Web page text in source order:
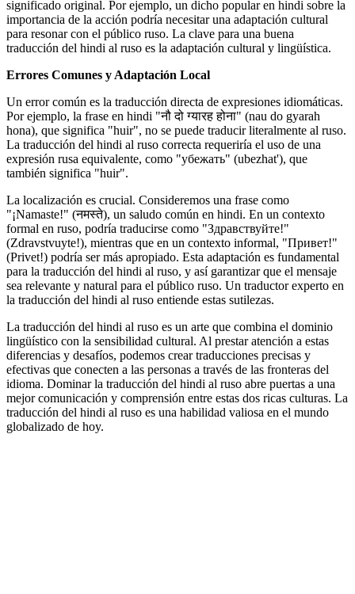
significado original. Por ejemplo, un dicho popular en hindi sobre la
importancia de la acción podría necesitar una adaptación cultural
para resonar con el público ruso. La clave para una buena
traducción del hindi al ruso es la adaptación cultural y lingüística.
Errores Comunes y Adaptación Local
Un error común es la traducción directa de expresiones idiomáticas.
Por ejemplo, la frase en hindi "नौ दो ग्यारह होना" (nau do gyarah
hona), que significa "huir", no se puede traducir literalmente al ruso.
La traducción del hindi al ruso correcta requeriría el uso de una
expresión rusa equivalente, como "убежать" (ubezhat'), que
también significa "huir".
La localización es crucial. Consideremos una frase como
"¡Namaste!" (नमस्ते), un saludo común en hindi. En un contexto
formal en ruso, podría traducirse como "Здравствуйте!"
(Zdravstvuyte!), mientras que en un contexto informal, "Привет!"
(Privet!) podría ser más apropiado. Esta adaptación es fundamental
para la traducción del hindi al ruso, y así garantizar que el mensaje
sea relevante y natural para el público ruso. Un traductor experto en
la traducción del hindi al ruso entiende estas sutilezas.
La traducción del hindi al ruso es un arte que combina el dominio
lingüístico con la sensibilidad cultural. Al prestar atención a estas
diferencias y desafíos, podemos crear traducciones precisas y
efectivas que conecten a las personas a través de las fronteras del
idioma. Dominar la traducción del hindi al ruso abre puertas a una
mejor comunicación y comprensión entre estas dos ricas culturas. La
traducción del hindi al ruso es una habilidad valiosa en el mundo
globalizado de hoy.